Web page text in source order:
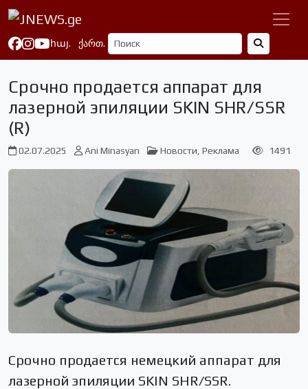
հայ. ქართ.
Срочно продается аппарат для
лазерной эпиляции SKIN SHR/SSR
(R)
02.07.2025 Ani Minasyan Новости Реклама 1491
Срочно продается немецкий аппарат для
лазерной эпиляции SKIN SHR/SSR.